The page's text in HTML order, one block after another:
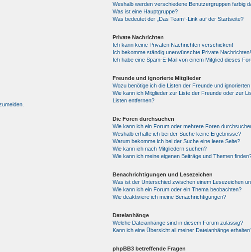
Weshalb werden verschiedene Benutzergruppen farbig
Was ist eine Hauptgruppe?
Was bedeutet der „Das Team“-Link auf der Startseite?
Private Nachrichten
Ich kann keine Privaten Nachrichten verschicken!
Ich bekomme ständig unerwünschte Private Nachrichten!
Ich habe eine Spam-E-Mail von einem Mitglied dieses
Freunde und ignorierte Mitglieder
Wozu benötige ich die Listen der Freunde und ignorierten
Wie kann ich Mitglieder zur Liste der Freunde oder zur
Listen entfernen?
Die Foren durchsuchen
Wie kann ich ein Forum oder mehrere Foren
Weshalb erhalte ich bei der Suche keine Ergebnisse?
Warum bekomme ich bei der Suche eine leere Seite?
Wie kann ich nach Mitgliedern suchen?
Wie kann ich meine eigenen Beiträge und Themen
Benachrichtigungen und Lesezeichen
Was ist der Unterschied zwischen einem Lesezeichen
Wie kann ich ein Forum oder ein Thema beobachten?
Wie deaktiviere ich meine Benachrichtigungen?
Dateianhänge
Welche Dateianhänge sind in diesem Forum zulässig?
Kann ich eine Übersicht all meiner Dateianhänge
phpBB3 betreffende Fragen